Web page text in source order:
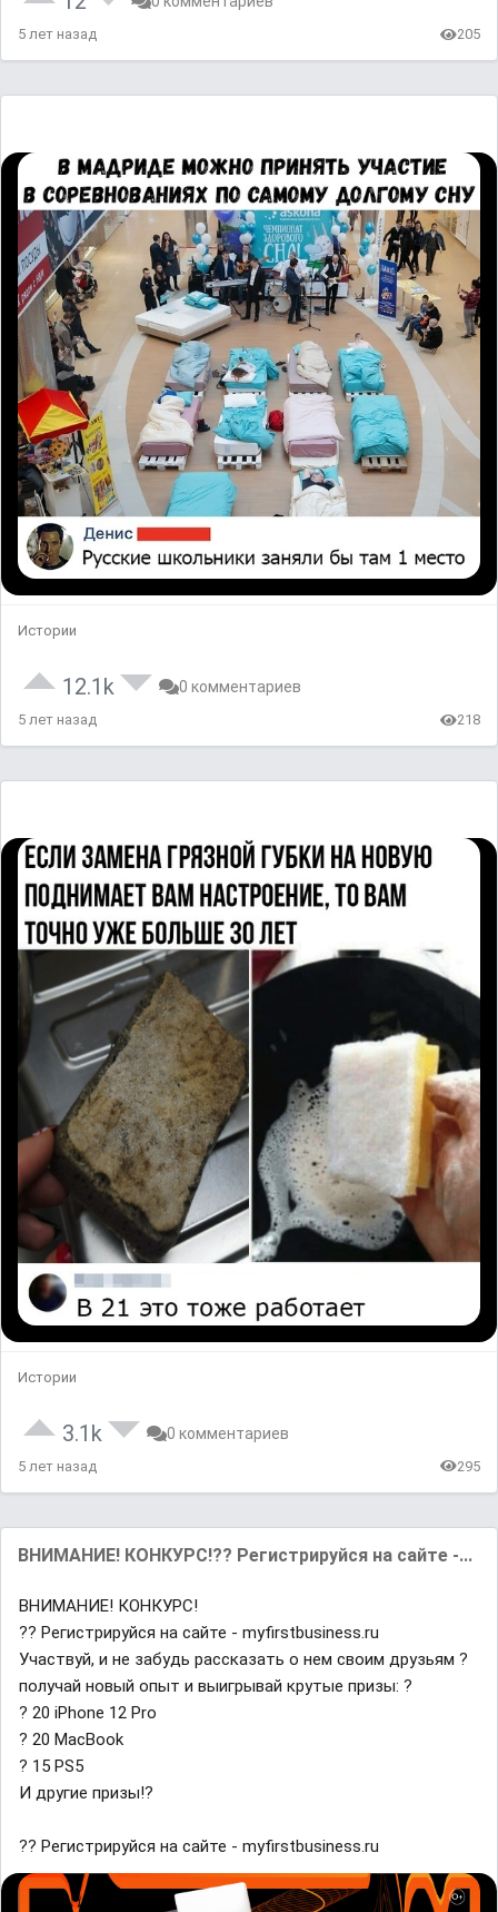
5 лет назад 205
Истории
12.1k 0 комментариев
5 лет назад 218
Истории
3.1k 0 комментариев
5 лет назад 295
ВНИМАНИЕ! КОНКУРС!?? Регистрируйся на сайте -...
ВНИМАНИЕ! КОНКУРС!
?? Регистрируйся на сайте - myfirstbusiness.ru
Участвуй, и не забудь рассказать о нем своим друзьям ?
получай новый опыт и выигрывай крутые призы: ?
? 20 iPhone 12 Pro
? 20 MacBook
? 15 PS5
И другие призы!?
?? Регистрируйся на сайте - myfirstbusiness.ru